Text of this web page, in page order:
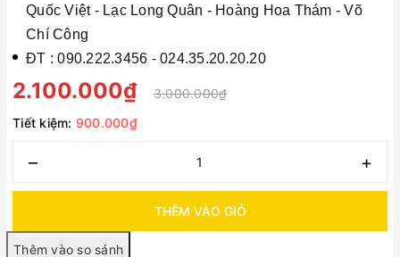
Quốc Việt - Lạc Long Quân - Hoàng Hoa Thám - Võ
Chí Công
ĐT : 090.222.3456 - 024.35.20.20.20
2.100.000₫
3.000.000₫
Tiết kiệm: 900.000₫
– +
THÊM VÀO GIỎ